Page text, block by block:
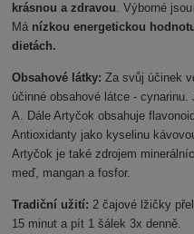
krásnou a zdravou. Výborné
Má nízkou energetickou
dietách.
Obsahové látky: Za svůj účinek
účinné obsahové látce -
A. Dále Artyčok obsahuje
Antioxidanty jako kyselinu
Artyčok je také zdrojem
meď, mangan a fosfor.
Tradiční užití:2 čajové lžičky
15 minut a pít 1 šálek 3x denně.